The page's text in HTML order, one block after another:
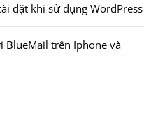
đặt khi sử dụng WordPress
BlueMail trên Iphone và